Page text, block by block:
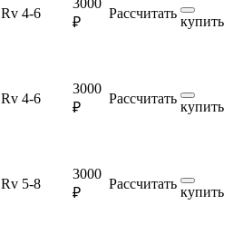
Rv 4-6
₽
Рассчитать
купить
Rv 4-6
3000
₽
Рассчитать
купить
Rv 5-8
3000
₽
Рассчитать
купить